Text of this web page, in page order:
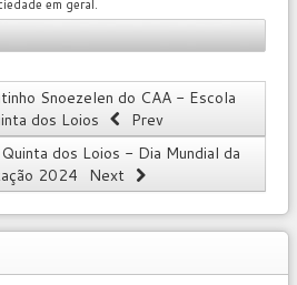
em geral.
Snoezelen do CAA - Escola
dos Loios
Prev
dos Loios - Dia Mundial da
2024
Next